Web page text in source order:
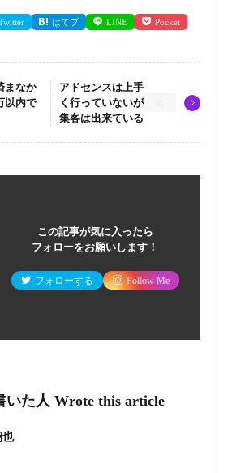
はてブ LINE Pocket
まなか
以内で
アドセンスは上手
く行っていないが
集客は出来ている
この記事が気に入ったら
フォローをお願いします！
フォローする Follow Me
いた人 Wrote this article
也